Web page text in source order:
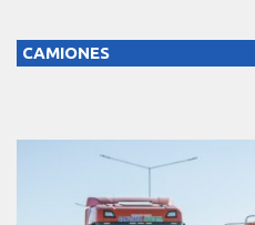
CAMIONES